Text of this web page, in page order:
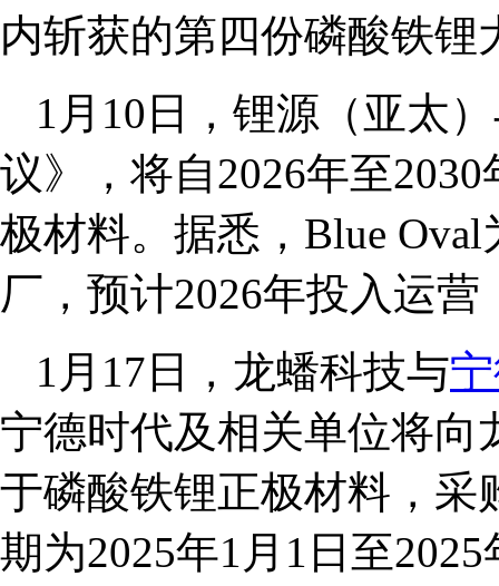
内斩获的第四份磷酸铁锂
1月10日，锂源（亚太
议》，将自2026年至
极材料。据悉，Blue
厂，预计2026年投入运
1月17日，龙蟠科技与
宁德时代及相关单位将向
于磷酸铁锂正极材料，采
期为2025年1月1日至